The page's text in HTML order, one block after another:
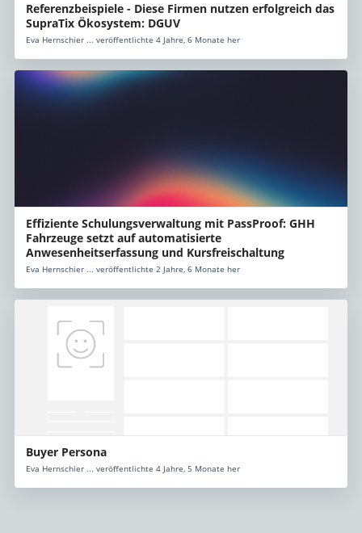
Referenzbeispiele - Diese Firmen nutzen erfolgreich das
SupraTix Ökosystem: DGUV
Eva Hernschier ... veröffentlichte 4 Jahre, 6 Monate her
Effiziente Schulungsverwaltung mit PassProof: GHH
Fahrzeuge setzt auf automatisierte
Anwesenheitserfassung und Kursfreischaltung
Eva Hernschier ... veröffentlichte 2 Jahre, 6 Monate her
Buyer Persona
Eva Hernschier ... veröffentlichte 4 Jahre, 5 Monate her